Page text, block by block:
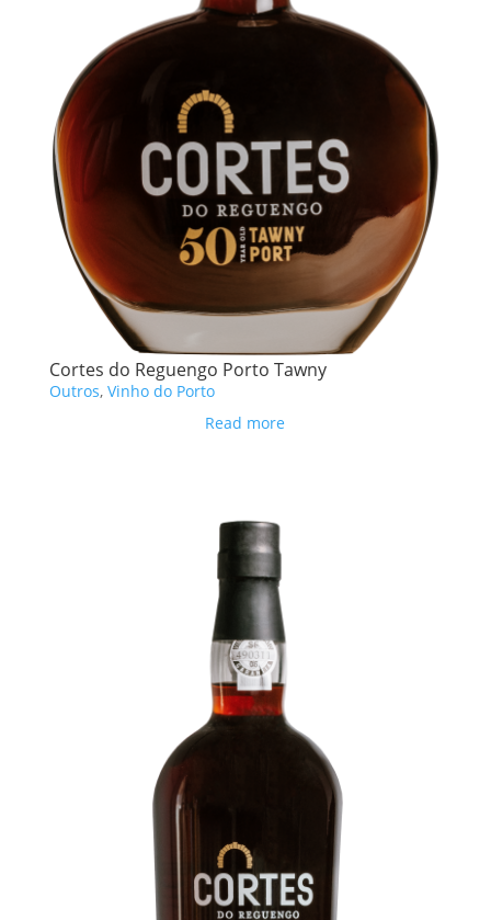
Cortes do Reguengo Porto Tawny
Outros, Vinho do Porto
Read more